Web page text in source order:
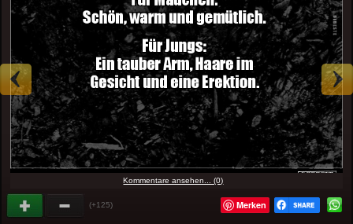
Kommentare ansehen... (0)
(+125) Merken